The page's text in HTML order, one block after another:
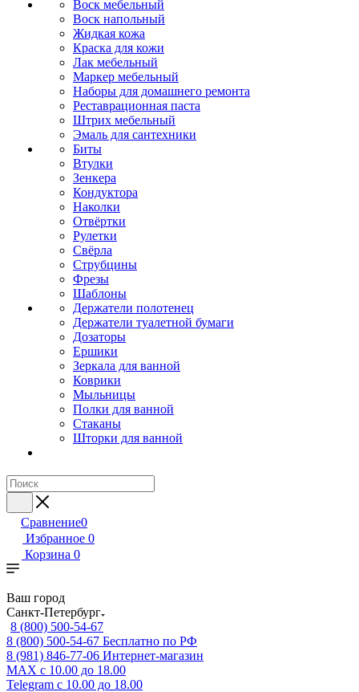
Воск мебельный
Воск напольный
Жидкая кожа
Краска для кожи
Лак мебельный
Маркер мебельный
Наборы для домашнего ремонта
Реставрационная паста
Штрих мебельный
Эмаль для сантехники
Биты
Втулки
Зенкера
Кондуктора
Наколки
Отвёртки
Рулетки
Свёрла
Струбцины
Фрезы
Шаблоны
Держатели полотенец
Держатели туалетной бумаги
Дозаторы
Ершики
Зеркала для ванной
Коврики
Мыльницы
Полки для ванной
Стаканы
Шторки для ванной
Сравнение0
Избранное 0
Корзина 0
Ваш город
Санкт-Петербург
8 (800) 500-54-67
8 (800) 500-54-67 Бесплатно по РФ
8 (981) 846-77-06 Интернет-магазин
MAX с 10.00 до 18.00
Telegram с 10.00 до 18.00